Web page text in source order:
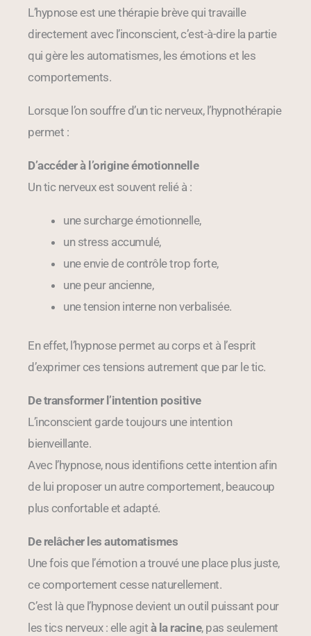
L’hypnose est une thérapie brève qui travaille
directement avec l’inconscient, c’est-à-dire la partie
qui gère les automatismes, les émotions et les
comportements.
Lorsque l’on souffre d’un tic nerveux, l’hypnothérapie
permet :
D’accéder à l’origine émotionnelle
Un tic nerveux est souvent relié à :
une surcharge émotionnelle,
un stress accumulé,
une envie de contrôle trop forte,
une peur ancienne,
une tension interne non verbalisée.
En effet, l’hypnose permet au corps et à l’esprit
d’exprimer ces tensions autrement que par le tic.
De transformer l’intention positive
L’inconscient garde toujours une intention
bienveillante.
Avec l’hypnose, nous identifions cette intention afin
de lui proposer un autre comportement, beaucoup
plus confortable et adapté.
De relâcher les automatismes
Une fois que l’émotion a trouvé une place plus juste,
ce comportement cesse naturellement.
C’est là que l’hypnose devient un outil puissant pour
les tics nerveux : elle agit à la racine, pas seulement